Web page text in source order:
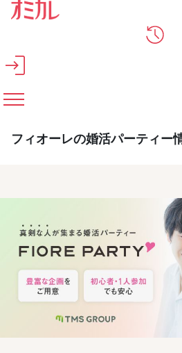
メインコンテンツへスキップ
フィオーレの婚活パーティー